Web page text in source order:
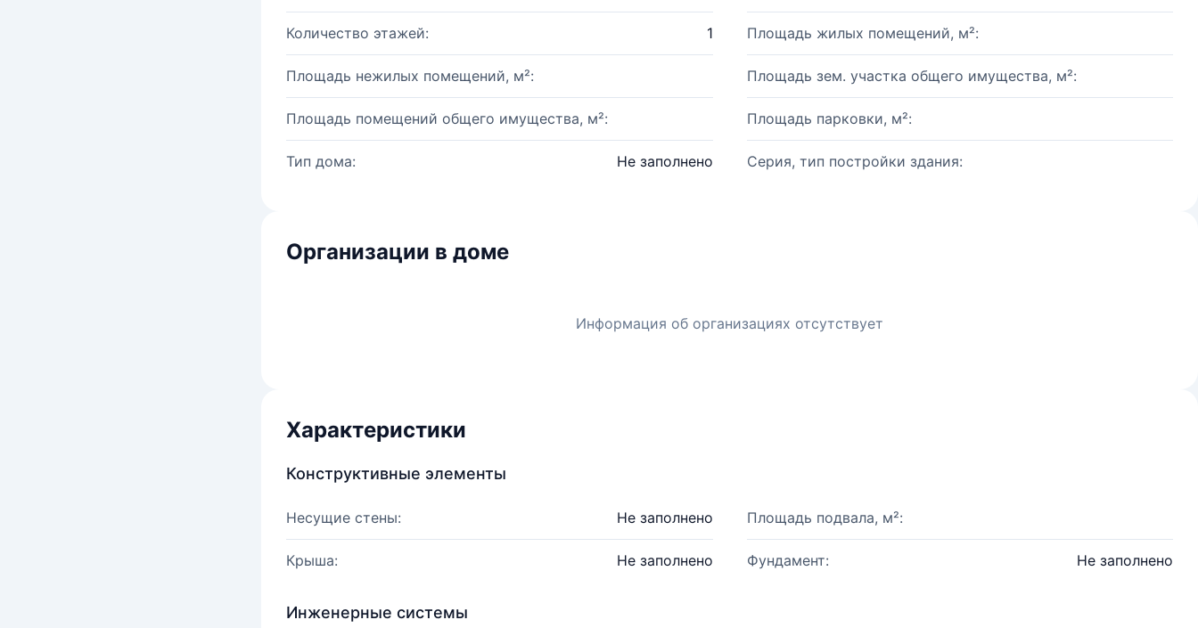
Количество этажей: 1 Площадь жилых помещений, м²:
Площадь нежилых помещений, м²: Площадь зем. участка общего имущества, м²:
Площадь помещений общего имущества, м²: Площадь парковки, м²:
Тип дома: Не заполнено Серия, тип постройки здания:
Организации в доме
Информация об организациях отсутствует
Характеристики
Конструктивные элементы
Несущие стены: Не заполнено Площадь подвала, м²:
Крыша: Не заполнено Фундамент: Не заполнено
Инженерные системы